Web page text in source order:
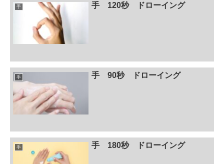
手 手 120秒 ドローイング
手 手 90秒 ドローイング
手 手 180秒 ドローイング